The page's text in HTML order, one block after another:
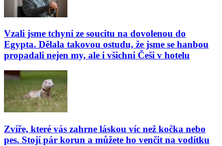
Vzali jsme tchyni ze soucitu na dovolenou do
Egypta. Dělala takovou ostudu, že jsme se hanbou
propadali nejen my, ale i všichni Češi v hotelu
Zvíře, které vás zahrne láskou víc než kočka nebo
pes. Stojí pár korun a můžete ho venčit na vodítku